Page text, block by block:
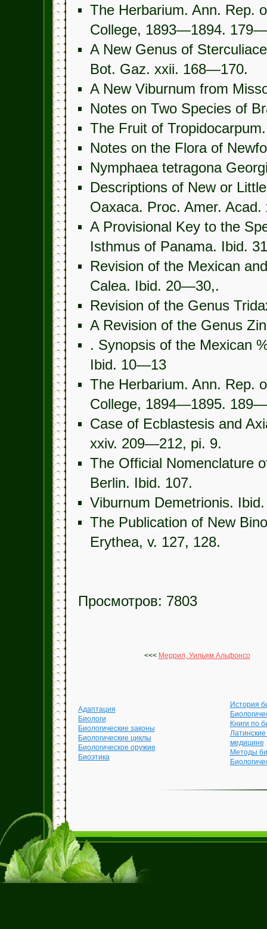
The Herbarium. Ann. Rep.
College, 1893—1894.
A New Genus of
Bot. Gaz. xxii. 168—170.
A New Viburnum from
Notes on Two Species of
The Fruit of
Notes on the Flora of
Nymphaea tetragona
Descriptions of New or
Oaxaca. Proc. Amer.
A Provisional Key to the
Isthmus of Panama. Ibid.
Revision of the Mexican
Calea. Ibid. 20—30,.
Revision of the Genus
A Revision of the Genus
. Synopsis of the Mexican
Ibid. 10—13
The Herbarium. Ann. Rep.
College, 1894—1895.
Case of Ecblastesis and
xxiv. 209—212, pi. 9.
The Official Nomenclature
Berlin. Ibid. 107.
Viburnum Demetrionis.
The Publication of New
Erythea, v. 127, 128.
Просмотров: 7803
<<< Меррил, Уильям Альфонсо
Адаптация
Биологи
Биологические законы
Биологические циклы
Биологическое оружие
Биоэтика
История
Книги по
медицине
Методы